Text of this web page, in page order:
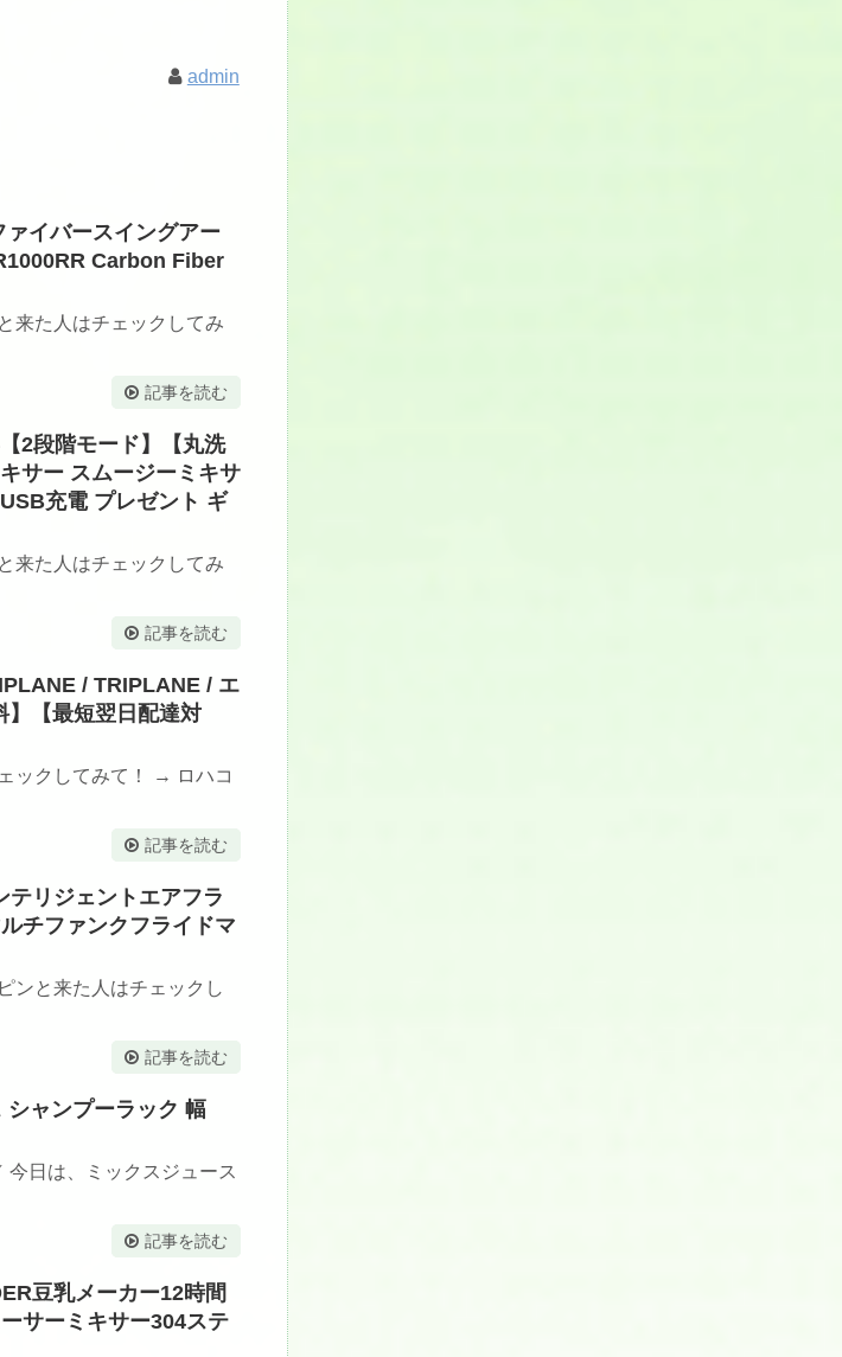
admin
イバースイングアー
Carbon Fiber
来た人はチェックしてみ
記事を読む
2段階モード】【丸洗
サー スムージーミキサ
充電 プレゼント ギ
来た人はチェックしてみ
記事を読む
/ TRIPLANE / エ
】【最短翌日配達対
ックしてみて！ → ロハコ
記事を読む
リジェントエアフラ
チファンクフライドマ
ンと来た人はチェックし
記事を読む
ャンプーラック 幅
日は、ミックスジュース
記事を読む
豆乳メーカー12時間
サーミキサー304ステ